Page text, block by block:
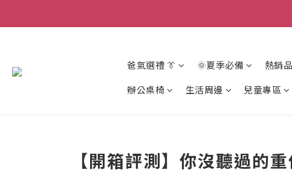
爸氣選禮 👔 🌞夏季必備 熱銷
辦公桌椅
生活周邊 兒童專區
【開箱評測】你沒聽過